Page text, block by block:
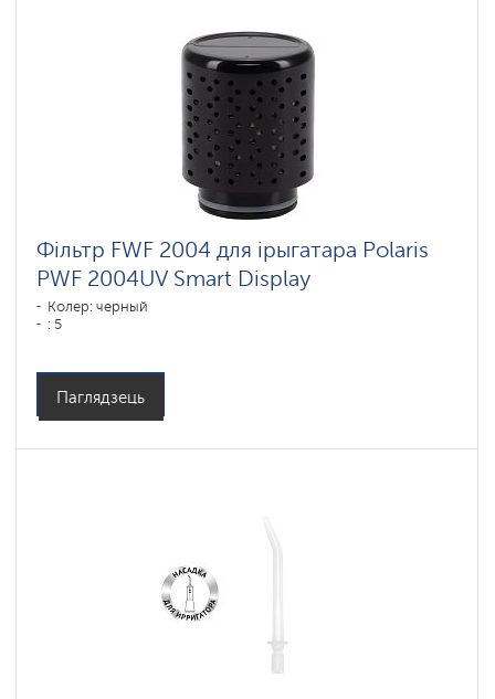
Фільтр FWF 2004 для ірыгатара Polaris
PWF 2004UV Smart Display
Колер: черный
: 5
Паглядзець